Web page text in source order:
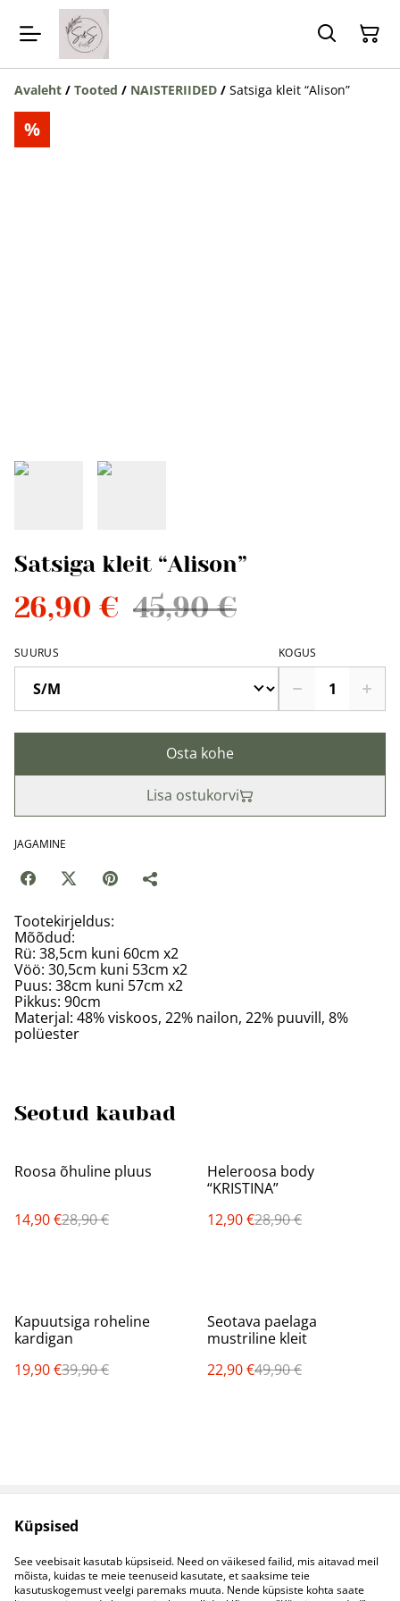
Avaleht / Tooted / NAISTERIIDED / Satsiga kleit “Alison”
%
Satsiga kleit “Alison”
26,90 € 45,90 €
SUURUS KOGUS
Osta kohe
Lisa ostukorvi
JAGAMINE
Tootekirjeldus:
Mõõdud:
Rü: 38,5cm kuni 60cm x2
Vöö: 30,5cm kuni 53cm x2
Puus: 38cm kuni 57cm x2
Pikkus: 90cm
Materjal: 48% viskoos, 22% nailon, 22% puuvill, 8%
polüester
Seotud kaubad
%
Roosa õhuline pluus
14,90 €28,90 €
%
Heleroosa body
“KRISTINA”
12,90 €28,90 €
%
Kapuutsiga roheline
kardigan
19,90 €39,90 €
%
Seotava paelaga
mustriline kleit
22,90 €49,90 €
Müügitingimused
Küpsised
Kontaktid
B2B koostöö
Küpsised
See veebisait kasutab küpsiseid. Need on väikesed failid, mis aitavad meil
mõista, kuidas te meie teenuseid kasutate, et saaksime teie
kasutuskogemust veelgi paremaks muuta. Nende küpsiste kohta saate